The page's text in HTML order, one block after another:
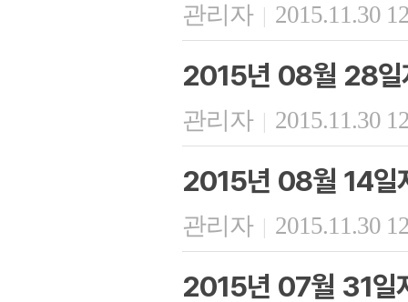
관리자 | 2015.11.30
2015년 08월 28일
관리자 | 2015.11.30
2015년 08월 14일
관리자 | 2015.11.30
2015년 07월 31일